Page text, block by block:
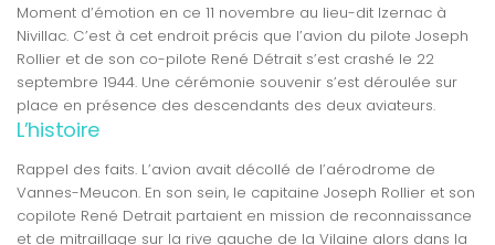
Moment d’émotion en ce 11 novembre au lieu-dit Izernac à
Nivillac. C’est à cet endroit précis que l’avion du pilote Joseph
Rollier et de son co-pilote René Détrait s’est crashé le 22
septembre 1944. Une cérémonie souvenir s’est déroulée sur
place en présence des descendants des deux aviateurs.
L’histoire
Rappel des faits. L’avion avait décollé de l’aérodrome de
Vannes-Meucon. En son sein, le capitaine Joseph Rollier et son
copilote René Detrait partaient en mission de reconnaissance
et de mitraillage sur la rive gauche de la Vilaine alors dans la